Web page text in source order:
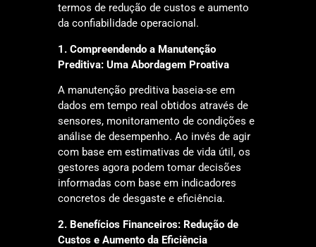
termos de redução de custos e aumento
da confiabilidade operacional.
1. Compreendendo a Manutenção
Preditiva: Uma Abordagem Proativa
A manutenção preditiva baseia-se em
dados em tempo real obtidos através de
sensores, monitoramento de condições e
análise de desempenho. Ao invés de agir
com base em estimativas de vida útil, os
gestores agora podem tomar decisões
informadas com base em indicadores
concretos de desgaste e eficiência.
2. Benefícios Financeiros: Redução de
Custos e Aumento da Eficiência